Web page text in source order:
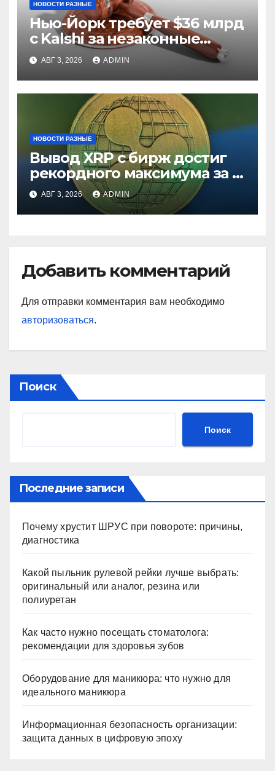
НОВОСТИ РАЗНЫЕ
Нью-Йорк требует $36 млрд
с Kalshi за незаконные
ставки
АВГ 3, 2026 ADMIN
НОВОСТИ РАЗНЫЕ
Вывод XRP с бирж достиг
рекордного максимума за 5
летАВГ 3, 2026 ADMIN
Добавить комментарий
Для отправки комментария вам необходимо
авторизоваться.
Поиск
Поиск
Последние записи
Почему хрустит ШРУС при повороте: причины,
диагностика
Какой пыльник рулевой рейки лучше выбрать:
оригинальный или аналог, резина или
полиуретан
Как часто нужно посещать стоматолога:
рекомендации для здоровья зубов
Оборудование для маникюра: что нужно для
идеального маникюра
Информационная безопасность организации:
защита данных в цифровую эпоху